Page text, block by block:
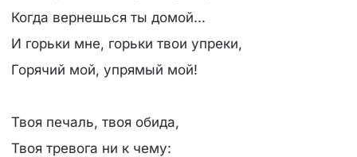
Когда вернешься ты домой...
И горьки мне, горьки твои упреки,
Горячий мой, упрямый мой!
Твоя печаль, твоя обида,
Твоя тревога ни к чему: